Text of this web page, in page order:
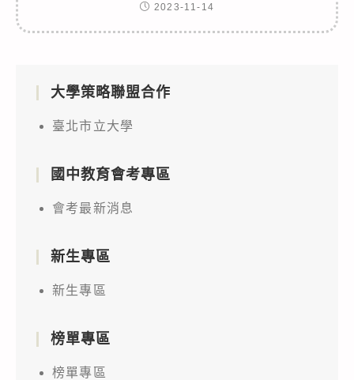
2023-11-14
大學策略聯盟合作
臺北市立大學
國中教育會考專區
會考最新消息
新生專區
新生專區
榜單專區
榜單專區